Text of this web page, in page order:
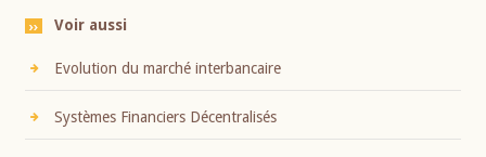
Voir aussi
Evolution du marché interbancaire
Systèmes Financiers Décentralisés